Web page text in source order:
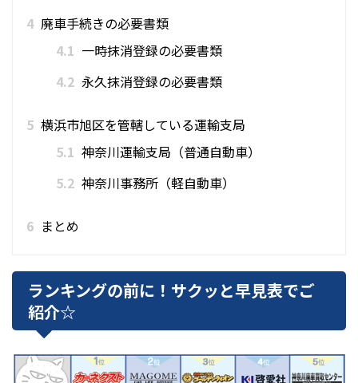
4 廃車手続きの必要書類
4.1 一時抹消登録の必要書類
4.2 永久抹消登録の必要書類
5 横浜市旭区を管轄している運輸支局
5.1 神奈川運輸支局（普通自動車）
5.2 神奈川事務所（軽自動車）
6 まとめ
ランキングの前に！サクッと早見表でご
紹介☆